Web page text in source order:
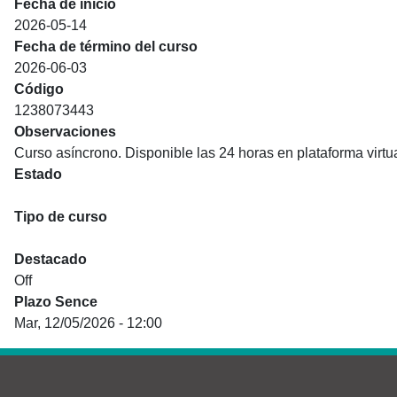
Fecha de inicio
2026-05-14
Fecha de término del curso
2026-06-03
Código
1238073443
Observaciones
Curso asíncrono. Disponible las 24 horas en plataforma
Estado
Tipo de curso
Destacado
Off
Plazo Sence
Mar, 12/05/2026 - 12:00